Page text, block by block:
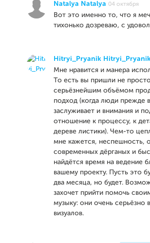
Natalya Natalya 04 октября
Вот это именно то, что я
тихонько дозреваю, с
Hitryi_Pryanik
Мне нравится и манера
То есть вы пришли не
серьёзнейшим объёмом
подход (когда люди прежде
заслуживает и внимания и
отношение к процессу, к
дереве листики). Чем-то
мне кажется, неспешность,
современных дёрганых и
найдётся время на ведение
вашему проекту. Пусть это
два месяца, но будет.
захочет прийти помочь
музыку: они очень серьёзно
визуалов.